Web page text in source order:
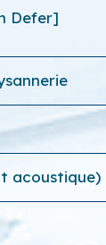
Defer]
acoustique)